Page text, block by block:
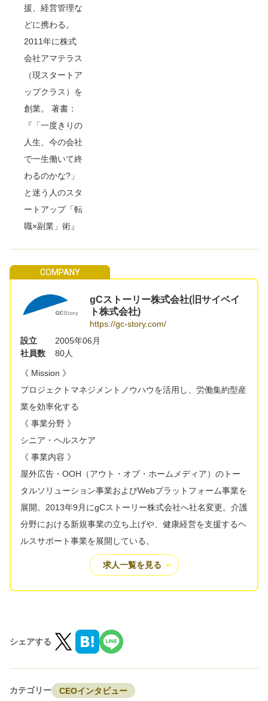
援、経営管理な
どに携わる。
2011年に株式
会社アマテラス
（現スタートア
ップクラス）を
創業。 著書：
『「一度きりの
人生、今の会社
で一生働いて終
わるのかな?」
と迷う人のスタ
ートアップ「転
職×副業」術』
gCストーリー株式会社(旧サイベイ
ト株式会社)
https://gc-story.com/
設立
2005年06月
社員数
80人
《 Mission 》
プロジェクトマネジメントノウハウを活用し、労働集約型産
業を効率化する
《 事業分野 》
シニア・ヘルスケア
《 事業内容 》
屋外広告・OOH（アウト・オブ・ホームメディア）のトー
タルソリューション事業およびWebプラットフォーム事業を
展開。2013年9月にgCストーリー株式会社へ社名変更。介護
分野における新規事業の立ち上げや、健康経営を支援するヘ
ルスサポート事業を展開している。
求人一覧を見る
シェアする
カテゴリー CEOインタビュー